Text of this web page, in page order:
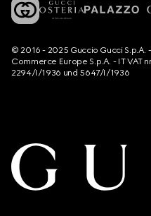
© 2016 - 2025 Guccio Gucci S.p.A.
Commerce Europe S.p.A. - IT VAT
2294/I/1936 und 5647/I/1936